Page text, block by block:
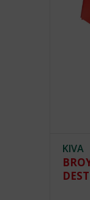
KIVA